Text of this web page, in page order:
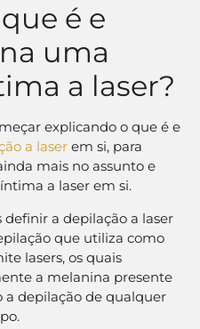
é e
uma
a laser?
explicando o que é e
a laser em si, para
mais no assunto e
a laser em si.
a depilação a laser
que utiliza como
lasers, os quais
a melanina presente
a depilação de qualquer